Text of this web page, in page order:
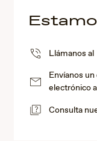
Llámanos
Envíanos
electrónico a
Consulta